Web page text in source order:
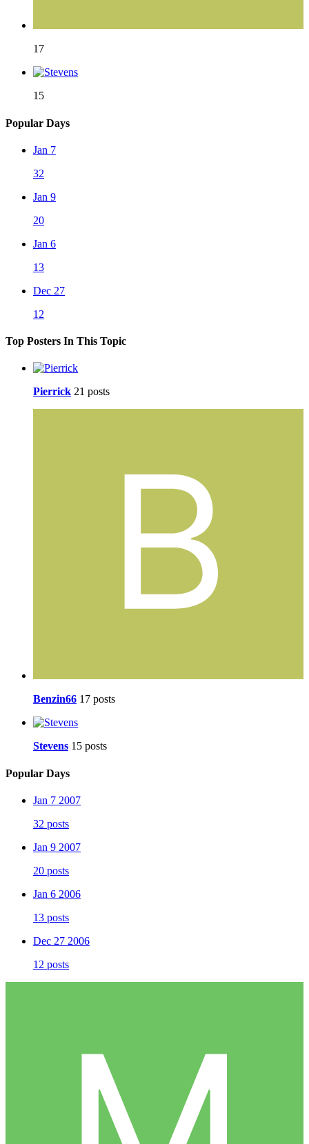
17
15
Popular Days
Jan 7
32
Jan 9
20
Jan 6
13
Dec 27
12
Top Posters In This Topic
Pierrick 21 posts
Benzin66 17 posts
Stevens 15 posts
Popular Days
Jan 7 2007
32 posts
Jan 9 2007
20 posts
Jan 6 2006
13 posts
Dec 27 2006
12 posts